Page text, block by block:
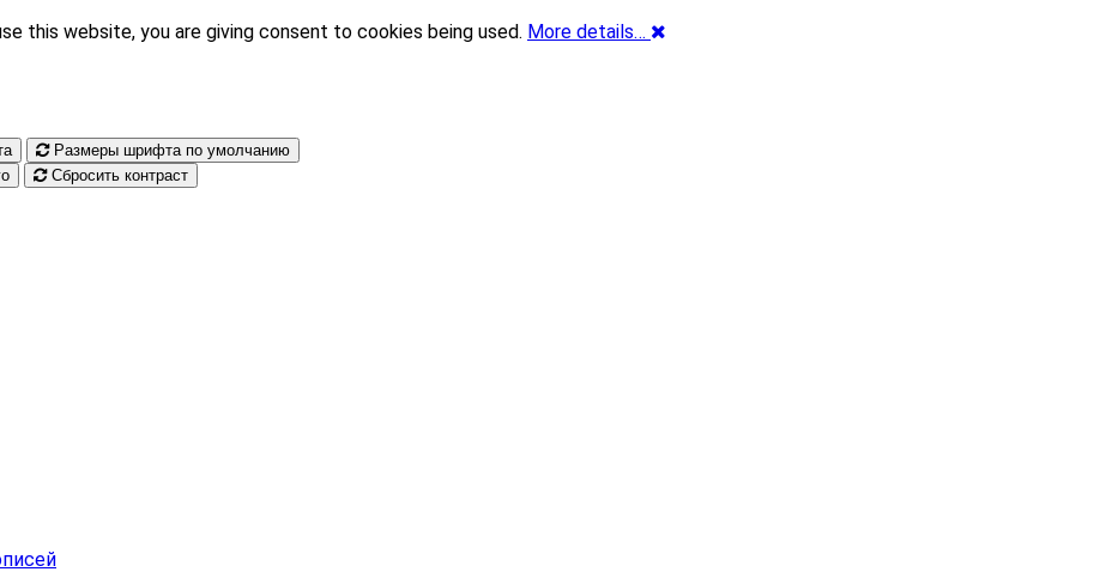
Размеры шрифта по умолчанию
Сбросить контраст
this website, you are giving consent to cookies being used. More details…